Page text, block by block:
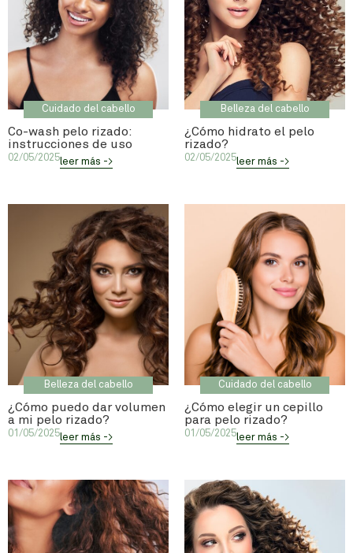
Cuidado del cabello
Co-wash pelo rizado:
instrucciones de uso
02/05/2025leer más ->
Belleza del cabello
¿Cómo hidrato el pelo
rizado?
02/05/2025leer más ->
Belleza del cabello
¿Cómo puedo dar volumen
a mi pelo rizado?
01/05/2025leer más ->
Cuidado del cabello
¿Cómo elegir un cepillo
para pelo rizado?
01/05/2025leer más ->